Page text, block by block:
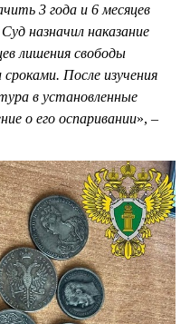
3 года и 6 месяцев
назначил наказание
лишения свободы
После изучения
в установленные
о его оспаривании», –